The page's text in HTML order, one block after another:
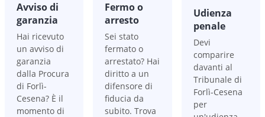
Avviso di
garanzia
Hai ricevuto
un avviso di
garanzia
dalla Procura
di Forlì-
Cesena? È il
momento di
Fermo o
arresto
Sei stato
fermato o
arrestato? Hai
diritto a un
difensore di
fiducia da
subito. Trova
Udienza
penale
Devi
comparire
davanti al
Tribunale di
Forlì-Cesena
per